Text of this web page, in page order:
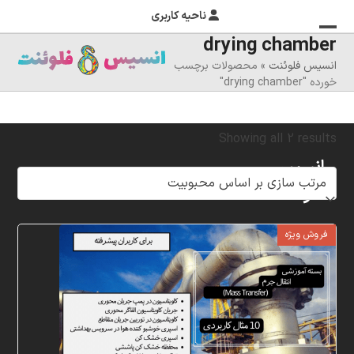
ناحیه کاربری
منوی
موبایل
را
تغییر
دهید
بستن
منوی
موبایل
drying chamber
انسیس فلوئنت » محصولات برچسب
خورده "drying chamber"
Showing all 2 results
by
popularity
فروش ویژه
انسیس
فلوئنت
شرکت
خلاق
پردازشگران
مهر،
متخصص
در
زمینه